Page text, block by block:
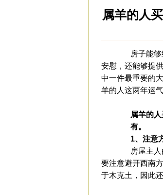
属羊的人
房子能够给
安慰，还能够提
中一件最重要的
羊的人这两年运
属羊的
有。
1、注意
房屋主人的
要注意避开西南
于木克土，因此